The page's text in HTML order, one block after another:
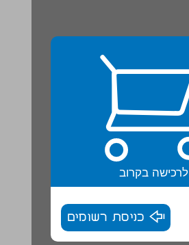
לרכישה בקרוב
כניסת רשומים